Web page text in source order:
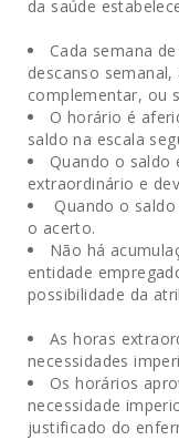
da saúde
Cada semana
descanso
complementar, ou
O horário é
saldo na escala
Quando o saldo
extraordinário e
Quando o
o acerto.
Não há
entidade
possibilidade da
As horas
necessidades
Os horários
necessidade
justificado do